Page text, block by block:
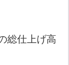
総仕上げ高